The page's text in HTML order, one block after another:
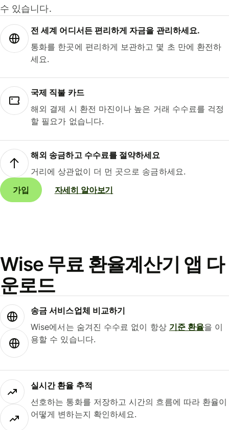
수 있습니다.
전 세계 어디서든 편리하게 자금을 관리하세요.
통화를 한곳에 편리하게 보관하고 몇 초 만에 환전하
세요.
국제 직불 카드
해외 결제 시 환전 마진이나 높은 거래 수수료를 걱정
할 필요가 없습니다.
해외 송금하고 수수료를 절약하세요
거리에 상관없이 더 먼 곳으로 송금하세요.
가입
자세히 알아보기
Wise 무료 환율계산기 앱 다
운로드
송금 서비스업체 비교하기
Wise에서는 숨겨진 수수료 없이 항상 기준 환율을 이
용할 수 있습니다.
실시간 환율 추적
선호하는 통화를 저장하고 시간의 흐름에 따라 환율이
어떻게 변하는지 확인하세요.